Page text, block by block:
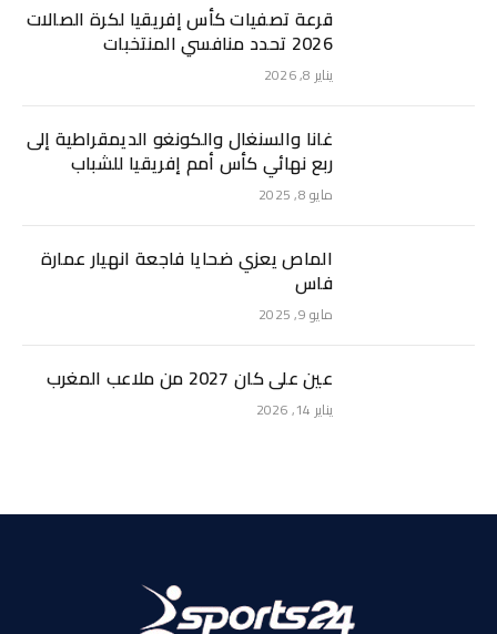
قرعة تصفيات كأس إفريقيا لكرة الصالات
2026 تحدد منافسي المنتخبات
يناير 8, 2026
غانا والسنغال والكونغو الديمقراطية إلى
ربع نهائي كأس أمم إفريقيا للشباب
مايو 8, 2025
الماص يعزي ضحايا فاجعة انهيار عمارة
فاس
مايو 9, 2025
عين على كان 2027 من ملاعب المغرب
يناير 14, 2026